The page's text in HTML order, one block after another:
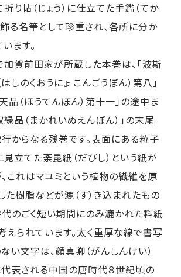
り帖（じょう）に仕立てた手鑑（てか
る名筆として珍重され、各所に分か
ます。
賀前田家が所蔵した本巻は、「波斯
しのくおうにょ こんごうぼん）第八」
品（ほうてんぼん）第十一」の途中ま
縁品（まかれいぬえんぼん）」の末尾
からなる残巻です。表面にある粒子
立てた荼毘紙（だびし）という紙が
これはマユミという植物の繊維を原
た樹脂などが漉（す）き込まれたもの
代のごく短い期間にのみ漉かれた料紙
考えられています。太く重厚な線で書写
い文字は、顔真卿（がんしんけい）
代表される中国の唐時代８世紀頃の